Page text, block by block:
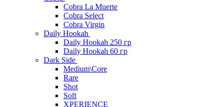
Cobra La Muerte
Cobra Select
Cobra Virgin
Daily Hookah
Daily Hookah 250 гр
Daily Hookah 60 гр
Dark Side
Medium\Core
Rare
Shot
Soft
XPERIENCE